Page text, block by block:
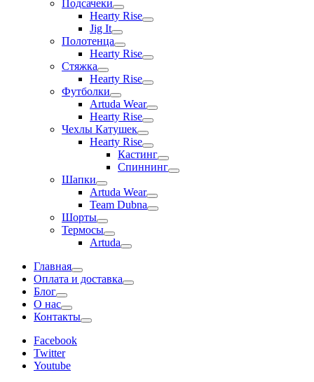
Подсачеки
Hearty Rise
Jig It
Полотенца
Hearty Rise
Стяжка
Hearty Rise
Футболки
Artuda Wear
Hearty Rise
Чехлы Катушек
Hearty Rise
Кастинг
Спиннинг
Шапки
Artuda Wear
Team Dubna
Шорты
Термосы
Artuda
Главная
Оплата и доставка
Блог
О нас
Контакты
Facebook
Twitter
Youtube